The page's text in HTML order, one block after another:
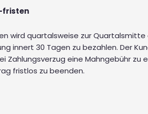
fristen
wird quartalsweise zur
innert 30 Tagen zu bezahlen. Der
Zahlungsverzug eine Mahngebühr
fristlos zu beenden.